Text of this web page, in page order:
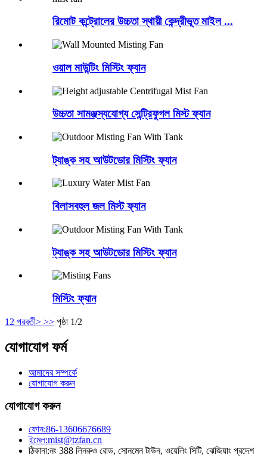
রিমোট কন্ট্রোলের উচ্চতা স্থায়ী কেন্দ্রীভূত মাইল ...
ওয়াল মাউন্টিং মিস্টিং ফ্যান
উচ্চতা সামঞ্জস্যযোগ্য সেন্ট্রিফুগল মিস্ট ফ্যান
ট্যাঙ্ক সহ আউটডোর মিস্টিং ফ্যান
বিলাসবহুল জল মিস্ট ফ্যান
ট্যাঙ্ক সহ আউটডোর মিস্টিং ফ্যান
মিস্টিং ফ্যান
1 2 পরবর্তী> >> পৃষ্ঠা 1/2
যোগাযোগ ফর্ম
আমাদের সম্পর্কে
যোগাযোগ করুন
যোগাযোগ করুন
ফোন:86-13606676689
ইমেল:mist@tzfan.cn
ঠিকানা:নং 388 লিনরুও রোড, সোনমেন টাউন, ওয়েলিং সিটি, ঝেজিয়াং প্রদেশ